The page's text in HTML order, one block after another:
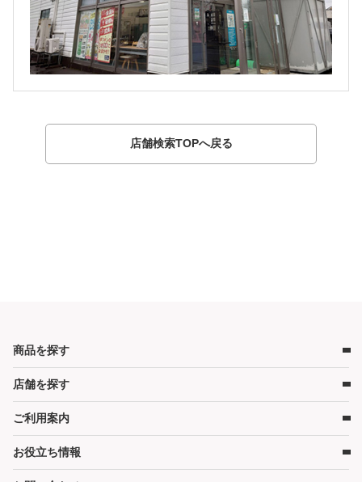
店舗検索TOPへ戻る
商品を探す
ベビー用品
ベビーマットレス・ベビー布団
チャイルドシート
店舗を探す
店舗検索
ご利用案内
レンタルの流れ
お役立ち情報